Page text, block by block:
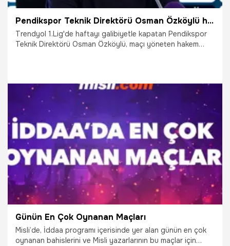
Pendikspor Teknik Direktörü Osman Özköylü hakeme ateş püskürdü
Trendyol 1.Lig'de haftayı galibiyetle kapatan Pendikspor
Teknik Direktörü Osman Özköylü, maçı yöneten hakem
acıtıyor” dedi.
26.08.2024 Adana
Günün En Çok Oynanan Maçları
Misli’de, İddaa programı içerisinde yer alan günün en çok
oynanan bahislerini ve Misli yazarlarının bu maçlar için